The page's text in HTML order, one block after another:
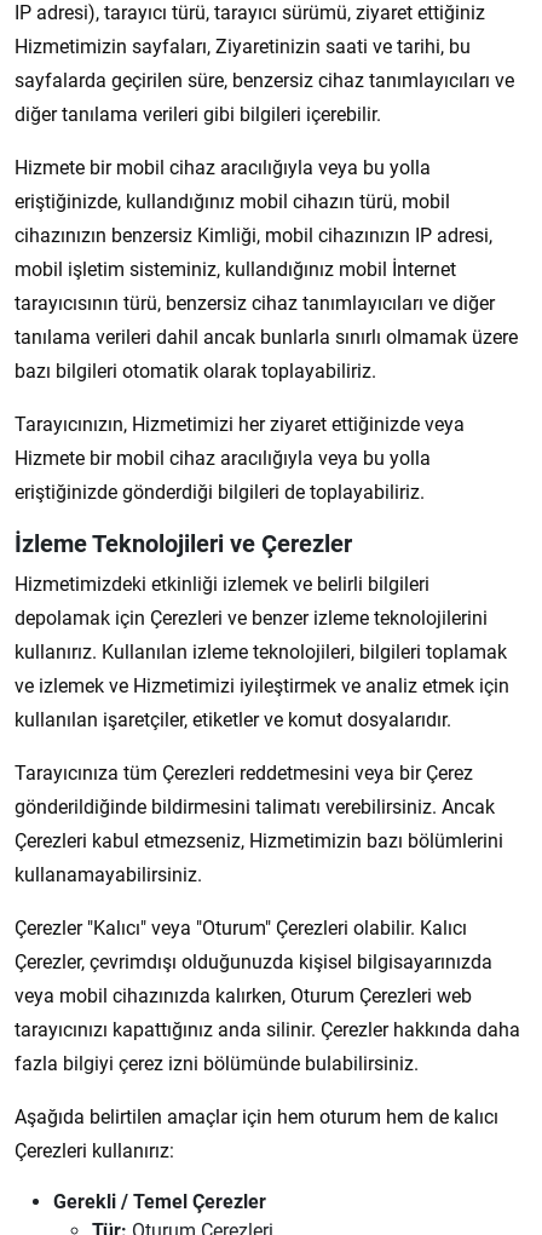
IP adresi), tarayıcı türü, tarayıcı sürümü, ziyaret ettiğiniz
Hizmetimizin sayfaları, Ziyaretinizin saati ve tarihi, bu
sayfalarda geçirilen süre, benzersiz cihaz tanımlayıcıları ve
diğer tanılama verileri gibi bilgileri içerebilir.
Hizmete bir mobil cihaz aracılığıyla veya bu yolla
eriştiğinizde, kullandığınız mobil cihazın türü, mobil
cihazınızın benzersiz Kimliği, mobil cihazınızın IP adresi,
mobil işletim sisteminiz, kullandığınız mobil İnternet
tarayıcısının türü, benzersiz cihaz tanımlayıcıları ve diğer
tanılama verileri dahil ancak bunlarla sınırlı olmamak üzere
bazı bilgileri otomatik olarak toplayabiliriz.
Tarayıcınızın, Hizmetimizi her ziyaret ettiğinizde veya
Hizmete bir mobil cihaz aracılığıyla veya bu yolla
eriştiğinizde gönderdiği bilgileri de toplayabiliriz.
İzleme Teknolojileri ve Çerezler
Hizmetimizdeki etkinliği izlemek ve belirli bilgileri
depolamak için Çerezleri ve benzer izleme teknolojilerini
kullanırız. Kullanılan izleme teknolojileri, bilgileri toplamak
ve izlemek ve Hizmetimizi iyileştirmek ve analiz etmek için
kullanılan işaretçiler, etiketler ve komut dosyalarıdır.
Tarayıcınıza tüm Çerezleri reddetmesini veya bir Çerez
gönderildiğinde bildirmesini talimatı verebilirsiniz. Ancak
Çerezleri kabul etmezseniz, Hizmetimizin bazı bölümlerini
kullanamayabilirsiniz.
Çerezler "Kalıcı" veya "Oturum" Çerezleri olabilir. Kalıcı
Çerezler, çevrimdışı olduğunuzda kişisel bilgisayarınızda
veya mobil cihazınızda kalırken, Oturum Çerezleri web
tarayıcınızı kapattığınız anda silinir. Çerezler hakkında daha
fazla bilgiyi çerez izni bölümünde bulabilirsiniz.
Aşağıda belirtilen amaçlar için hem oturum hem de kalıcı
Çerezleri kullanırız:
Gerekli / Temel Çerezler